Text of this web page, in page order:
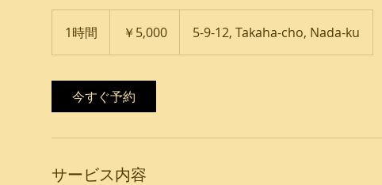
1時間
時
￥5,000 5-9-12, Takaha-cho, Nada-ku
今すぐ予約
サービス内容